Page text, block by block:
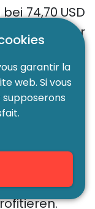
74,70 USD
gegenüber
mit dem
dies für
Preise.
71 USD pro
tankt, kann
von einem
garantir la
web. Si vous
supposerons